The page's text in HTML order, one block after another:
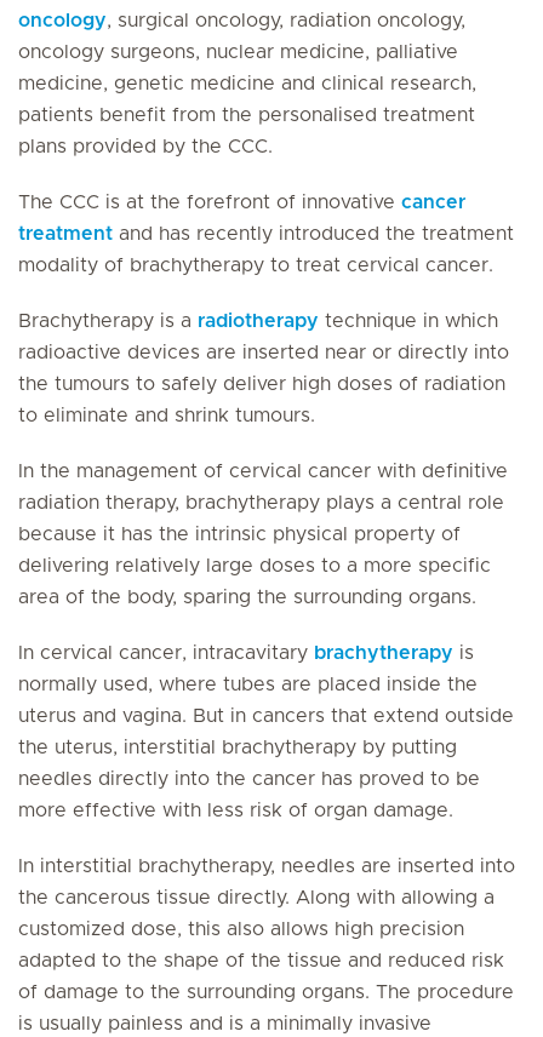
oncology, surgical oncology, radiation oncology,
oncology surgeons, nuclear medicine, palliative
medicine, genetic medicine and clinical research,
patients benefit from the personalised treatment
plans provided by the CCC.
The CCC is at the forefront of innovative cancer
treatment and has recently introduced the treatment
modality of brachytherapy to treat cervical cancer.
Brachytherapy is a radiotherapy technique in which
radioactive devices are inserted near or directly into
the tumours to safely deliver high doses of radiation
to eliminate and shrink tumours.
In the management of cervical cancer with definitive
radiation therapy, brachytherapy plays a central role
because it has the intrinsic physical property of
delivering relatively large doses to a more specific
area of the body, sparing the surrounding organs.
In cervical cancer, intracavitary brachytherapy is
normally used, where tubes are placed inside the
uterus and vagina. But in cancers that extend outside
the uterus, interstitial brachytherapy by putting
needles directly into the cancer has proved to be
more effective with less risk of organ damage.
In interstitial brachytherapy, needles are inserted into
the cancerous tissue directly. Along with allowing a
customized dose, this also allows high precision
adapted to the shape of the tissue and reduced risk
of damage to the surrounding organs. The procedure
is usually painless and is a minimally invasive